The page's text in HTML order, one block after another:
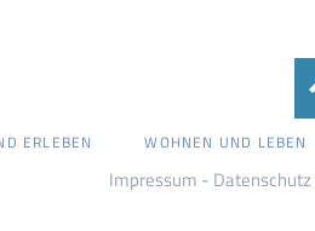
ERLEBEN WOHNEN UND LEBEN
Impressum - Datenschutz